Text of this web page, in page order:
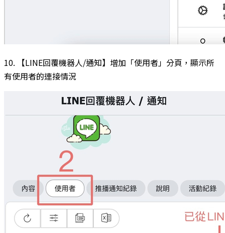
10. 【LINE回覆機器人/通知】增加「使用者」分頁，顯示所
有使用者的連接情況